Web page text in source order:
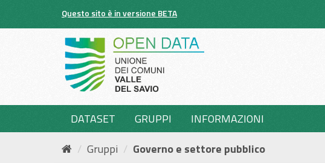
Questo sito è in versione BETA
DATASET GRUPPI
INFORMAZIONI
Gruppi
Governo e settore pubblico